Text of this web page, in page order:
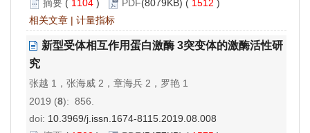
摘要 ( 1104 ) PDF(8079KB) ( 1512 )
相关文章 | 计量指标
新型受体相互作用蛋白激酶 3突变体的激酶活性研
究
张越 1，张海威 2，章海兵 2，罗艳 1
2019 (8): 856.
doi: 10.3969/j.issn.1674-8115.2019.08.008